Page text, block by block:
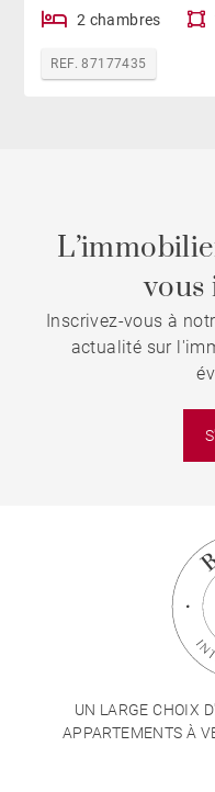
2 chambres
REF. 87177435
vous
Inscrivez-vous à
actualité sur
UN LARGE CHOIX
APPARTEMENTS À